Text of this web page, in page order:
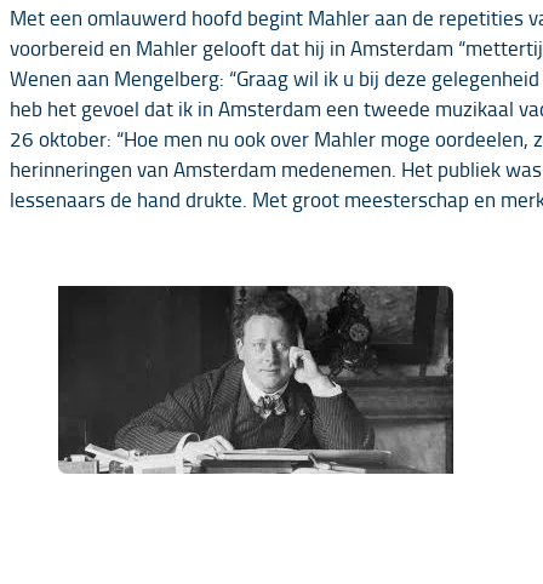
Met een omlauwerd hoofd begint Mahler aan de repetities
voorbereid en Mahler gelooft dat hij in Amsterdam
Wenen aan Mengelberg: “Graag wil ik u bij deze
heb het gevoel dat ik in Amsterdam een tweede muzikaal
26 oktober: “Hoe men nu ook over Mahler moge
herinneringen van Amsterdam medenemen. Het publiek
lessenaars de hand drukte. Met groot meesterschap en